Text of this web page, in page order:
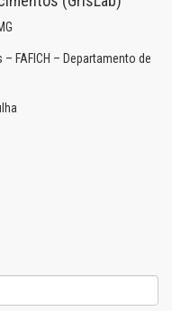
FAFICH – Departamento de